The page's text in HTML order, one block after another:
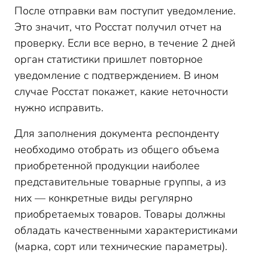
После отправки вам поступит уведомление.
Это значит, что Росстат получил отчет на
проверку. Если все верно, в течение 2 дней
орган статистики пришлет повторное
уведомление c подтверждением. В ином
случае Росстат покажет, какие неточности
нужно исправить.
Для заполнения документа респонденту
необходимо отобрать из общего объема
приобретенной продукции наиболее
представительные товарные группы, а из
них — конкретные виды регулярно
приобретаемых товаров. Товары должны
обладать качественными характеристиками
(марка, сорт или технические параметры).